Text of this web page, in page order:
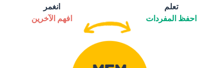
تعلم
احفظ المفردات
انغمر
افهم الآخرين